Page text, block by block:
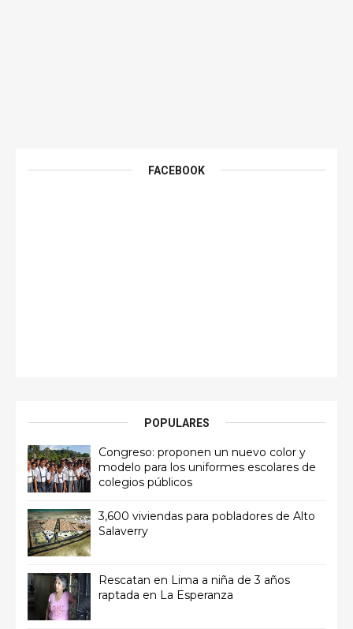
FACEBOOK
POPULARES
Congreso: proponen un nuevo color y
modelo para los uniformes escolares de
colegios públicos
3,600 viviendas para pobladores de Alto
Salaverry
Rescatan en Lima a niña de 3 años
raptada en La Esperanza